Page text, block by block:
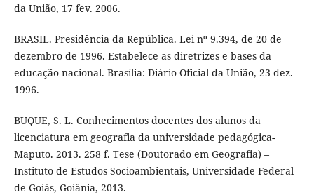
da União, 17 fev. 2006.
BRASIL. Presidência da República. Lei nº 9.394, de 20 de
dezembro de 1996. Estabelece as diretrizes e bases da
educação nacional. Brasília: Diário Oficial da União, 23 dez.
1996.
BUQUE, S. L. Conhecimentos docentes dos alunos da
licenciatura em geografia da universidade pedagógica-
Maputo. 2013. 258 f. Tese (Doutorado em Geografia) –
Instituto de Estudos Socioambientais, Universidade Federal
de Goiás, Goiânia, 2013.